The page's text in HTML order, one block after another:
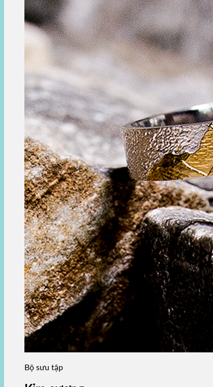
Bộ sưu tập